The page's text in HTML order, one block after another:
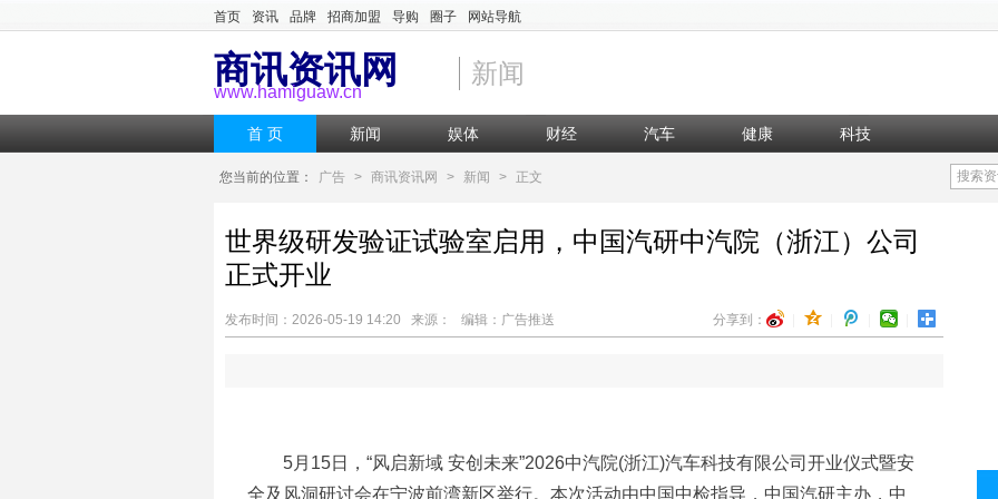
首页 资讯 品牌 招商加盟 导购 圈子 网站导航
商讯资讯网
www.hamiguaw.cn
新闻
首 页 新闻 娱体 财经 汽车 健康 科技
您当前的位置： 广告 > 商讯资讯网 > 新闻 > 正文 搜索
世界级研发验证试验室启用，中国汽研中汽院（浙江）公司
正式开业
分享到：
发布时间：2026-05-19 14:20 来源： 编辑：广告推送
5月15日，“风启新域 安创未来”2026中汽院(浙江)汽车科技有限公司开业仪式暨安
全及风洞研讨会在宁波前湾新区举行。本次活动由中国中检指导，中国汽研主办，中